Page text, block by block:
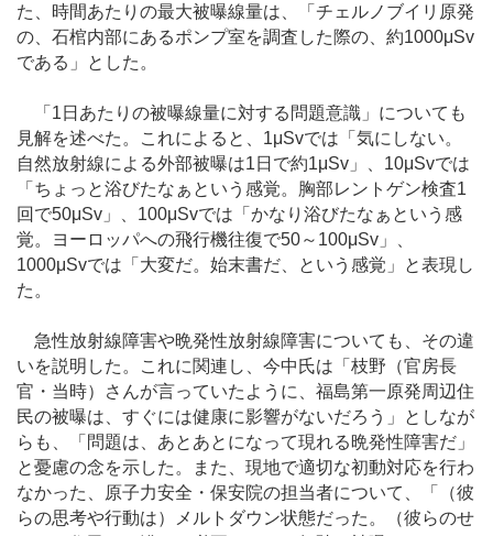
た、時間あたりの最大被曝線量は、「チェルノブイリ原発
の、石棺内部にあるポンプ室を調査した際の、約1000μSv
である」とした。
「1日あたりの被曝線量に対する問題意識」についても
見解を述べた。これによると、1μSvでは「気にしない。
自然放射線による外部被曝は1日で約1μSv」、10μSvでは
「ちょっと浴びたなぁという感覚。胸部レントゲン検査1
回で50μSv」、100μSvでは「かなり浴びたなぁという感
覚。ヨーロッパへの飛行機往復で50～100μSv」、
1000μSvでは「大変だ。始末書だ、という感覚」と表現し
た。
急性放射線障害や晩発性放射線障害についても、その違
いを説明した。これに関連し、今中氏は「枝野（官房長
官・当時）さんが言っていたように、福島第一原発周辺住
民の被曝は、すぐには健康に影響がないだろう」としなが
らも、「問題は、あとあとになって現れる晩発性障害だ」
と憂慮の念を示した。また、現地で適切な初動対応を行わ
なかった、原子力安全・保安院の担当者について、「（彼
らの思考や行動は）メルトダウン状態だった。（彼らのせ